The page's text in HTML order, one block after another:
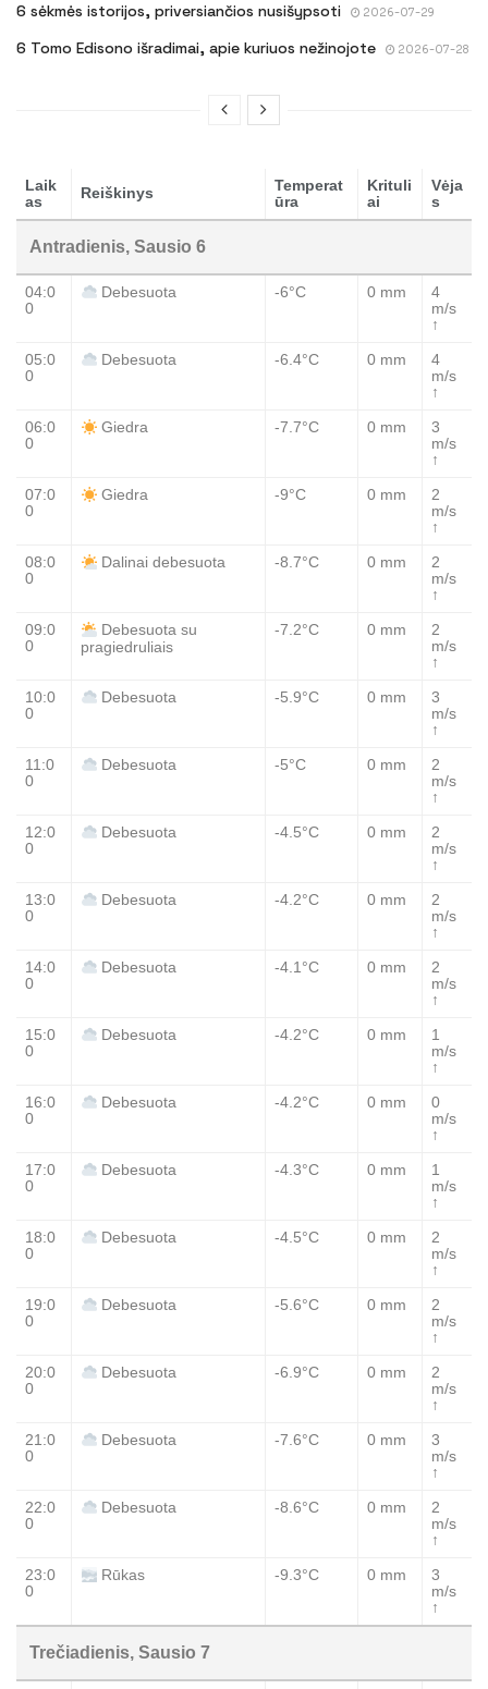
6 sėkmės istorijos, priversiančios nusišypsoti 2026-07-29
6 Tomo Edisono išradimai, apie kuriuos nežinojote 2026-07-28
Laik
as
Reiškinys
Temperat
ūra
Krituli
ai
Vėja
s
Antradienis, Sausio 6
04:0
0
Debesuota -6°C 0 mm
4
m/s
↑
05:0
0
Debesuota -6.4°C 0 mm
4
m/s
↑
06:0
0
Giedra -7.7°C 0 mm
3
m/s
↑
07:0
0
Giedra -9°C 0 mm
2
m/s
↑
08:0
0
Dalinai debesuota -8.7°C 0 mm
2
m/s
↑
09:0
0
Debesuota su
pragiedruliais
-7.2°C 0 mm
2
m/s
↑
10:0
0
Debesuota -5.9°C 0 mm
3
m/s
↑
11:0
0
Debesuota -5°C 0 mm
2
m/s
↑
12:0
0
Debesuota -4.5°C 0 mm
2
m/s
↑
13:0
0
Debesuota -4.2°C 0 mm
2
m/s
↑
14:0
0
Debesuota -4.1°C 0 mm
2
m/s
↑
15:0
0
Debesuota -4.2°C 0 mm
1
m/s
↑
16:0
0
Debesuota -4.2°C 0 mm
0
m/s
↑
17:0
0
Debesuota -4.3°C 0 mm
1
m/s
↑
18:0
0
Debesuota -4.5°C 0 mm
2
m/s
↑
19:0
0
Debesuota -5.6°C 0 mm
2
m/s
↑
20:0
0
Debesuota -6.9°C 0 mm
2
m/s
↑
21:0
0
Debesuota -7.6°C 0 mm
3
m/s
↑
22:0
0
Debesuota -8.6°C 0 mm
2
m/s
↑
23:0
0
Rūkas -9.3°C 0 mm
3
m/s
↑
Trečiadienis, Sausio 7